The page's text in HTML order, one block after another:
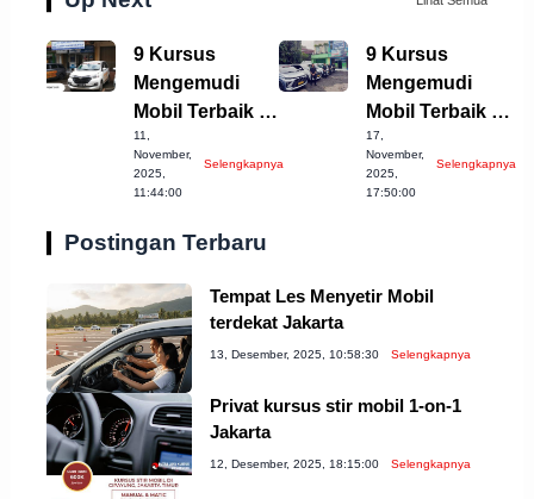
9 Kursus
Mengemudi
Mobil Terbaik di
Cirebon yang
Wajib Dicoba!
11,
November,
2025,
11:44:00
Selengkapnya
9 Kursus
Mengemudi
Mobil Terbaik di
Kota Bekasi
2023
17,
November,
2025,
17:50:00
Selengkapnya
Postingan Terbaru
Tempat Les Menyetir Mobil
terdekat Jakarta
13, Desember, 2025, 10:58:30 Selengkapnya
Privat kursus stir mobil 1-on-1
Jakarta
12, Desember, 2025, 18:15:00 Selengkapnya